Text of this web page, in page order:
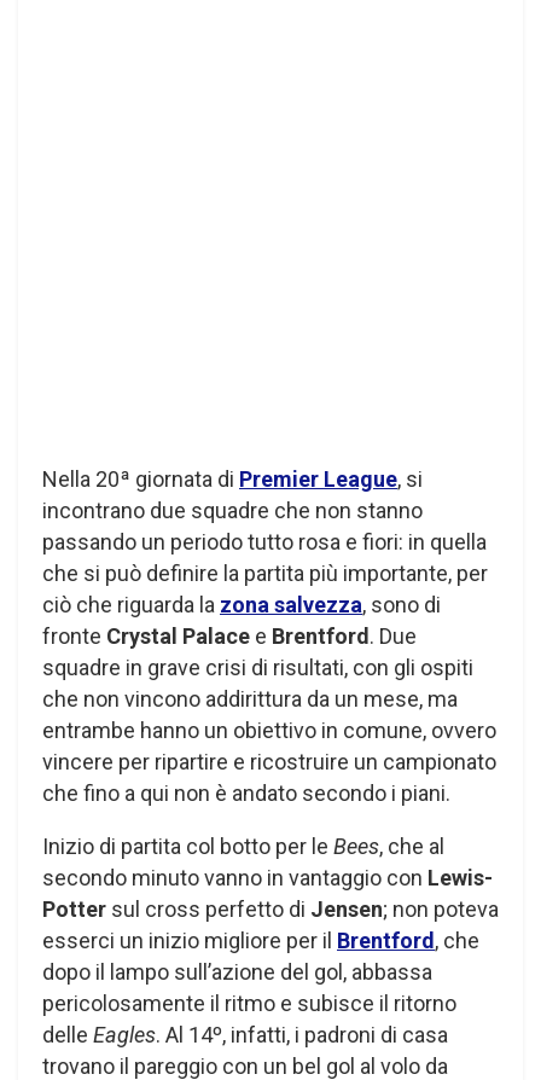
Nella 20ª giornata di Premier League, si
incontrano due squadre che non stanno
passando un periodo tutto rosa e fiori: in quella
che si può definire la partita più importante, per
ciò che riguarda la zona salvezza, sono di
fronte Crystal Palace e Brentford . Due
squadre in grave crisi di risultati, con gli ospiti
che non vincono addirittura da un mese, ma
entrambe hanno un obiettivo in comune, ovvero
vincere per ripartire e ricostruire un campionato
che fino a qui non è andato secondo i piani.
Inizio di partita col botto per le Bees, che al
secondo minuto vanno in vantaggio con Lewis-
Potter sul cross perfetto di Jensen; non poteva
esserci un inizio migliore per il Brentford , che
dopo il lampo sull’azione del gol, abbassa
pericolosamente il ritmo e subisce il ritorno
delle Eagles. Al 14º, infatti, i padroni di casa
trovano il pareggio con un bel gol al volo da